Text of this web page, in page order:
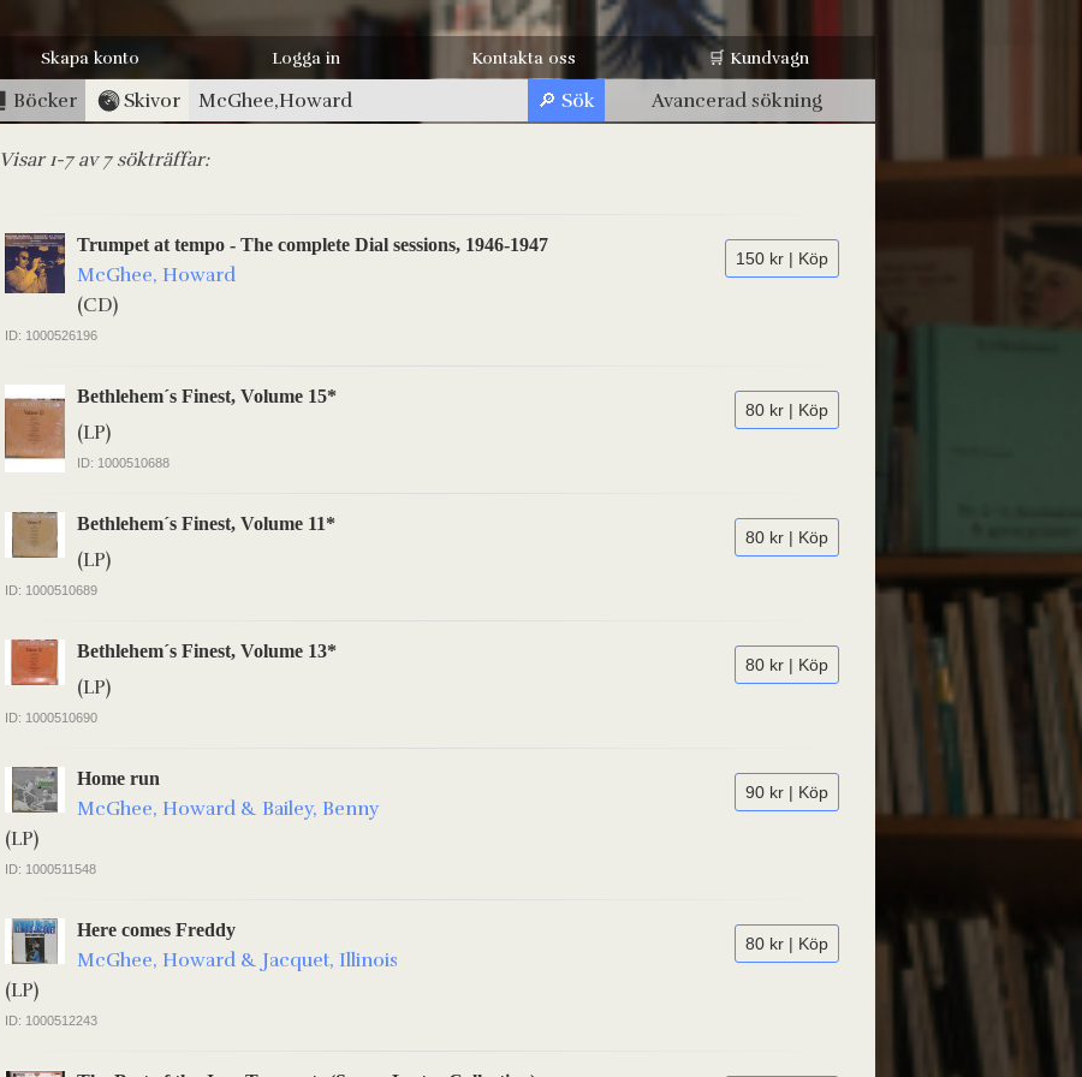
Skapa konto Logga in Kontakta oss 🛒 Kundvagn
Böcker Skivor Avancerad sökning
Visar 1-7 av 7 sökträffar:
150 kr | Köp
Trumpet at tempo - The complete Dial sessions, 1946-1947
McGhee, Howard
(CD)
ID: 1000526196
80 kr | Köp
Bethlehem´s Finest, Volume 15*
(LP)
ID: 1000510688
80 kr | Köp
Bethlehem´s Finest, Volume 11*
(LP)
ID: 1000510689
80 kr | Köp
Bethlehem´s Finest, Volume 13*
(LP)
ID: 1000510690
90 kr | Köp
Home run
McGhee, Howard & Bailey, Benny
(LP)
ID: 1000511548
80 kr | Köp
Here comes Freddy
McGhee, Howard & Jacquet, Illinois
(LP)
ID: 1000512243